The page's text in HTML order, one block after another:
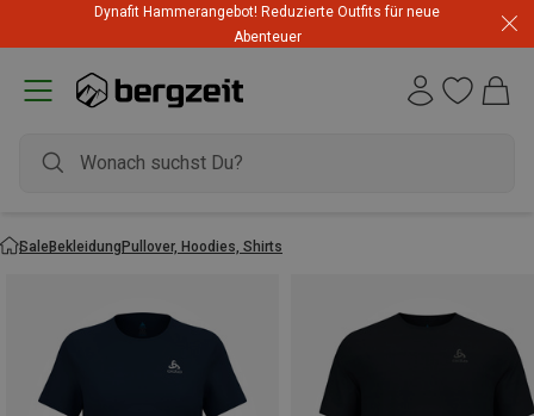
Highlights zum unschlagbaren Preis! Bis zu -60 % im
Summer Sale
SaleBekleidungPullover, Hoodies, Shirts